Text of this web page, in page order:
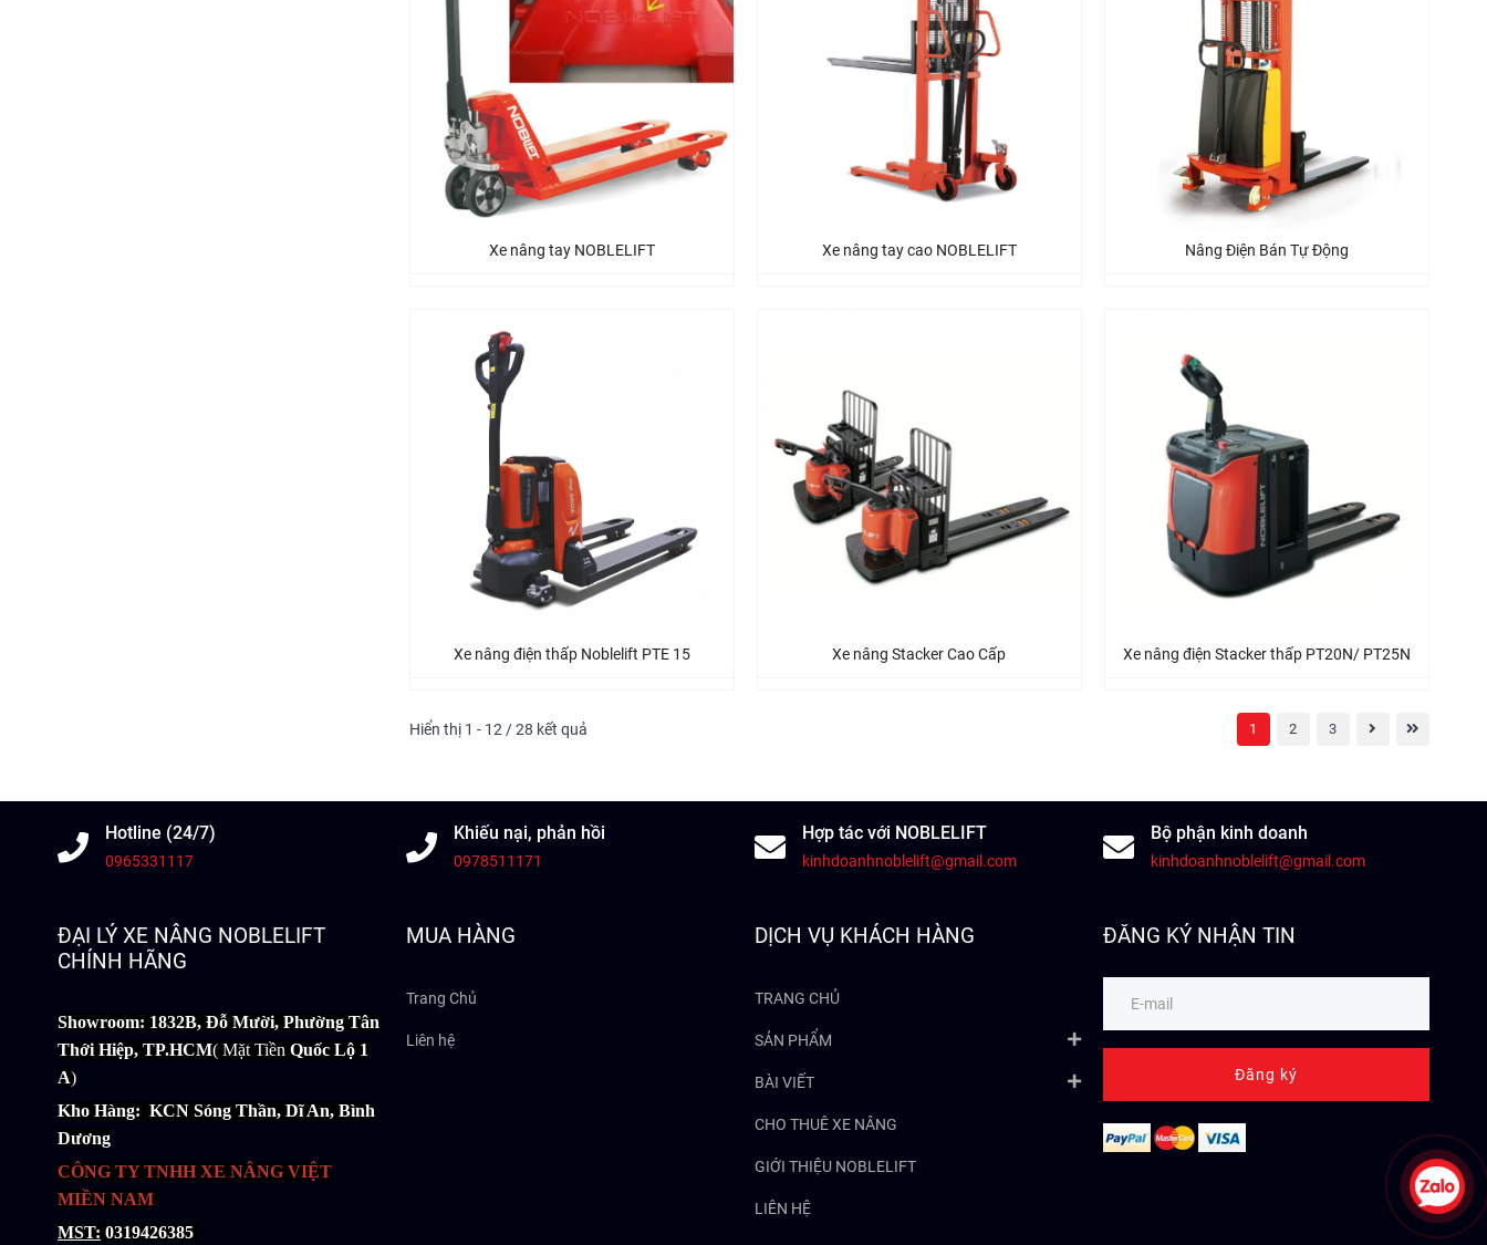
Xe nâng tay NOBLELIFT Xe nâng tay cao NOBLELIFT Nâng Điện Bán Tự Động
Xe nâng điện thấp Noblelift PTE 15 Xe nâng Stacker Cao Cấp Xe nâng điện Stacker thấp PT20N/ PT25N
Hiển thị 1 - 12 / 28 kết quả 1 2 3
Hotline (24/7)
0965331117
Khiếu nại, phản hồi
0978511171
Hợp tác với NOBLELIFT
kinhdoanhnoblelift@gmail.com
Bộ phận kinh doanh
kinhdoanhnoblelift@gmail.com
ĐẠI LÝ XE NÂNG NOBLELIFT
CHÍNH HÃNG
Showroom: 1832B, Đỗ Mười, Phường Tân
Thới Hiệp, TP.HCM( Mặt Tiền Quốc Lộ 1
A)
Kho Hàng: KCN Sóng Thần, Dĩ An, Bình
Dương
CÔNG TY TNHH XE NÂNG VIỆT
MIỀN NAM
MST: 0319426385
MUA HÀNG
Trang Chủ
Liên hệ
DỊCH VỤ KHÁCH HÀNG
TRANG CHỦ
SẢN PHẨM
BÀI VIẾT
CHO THUÊ XE NÂNG
GIỚI THIỆU NOBLELIFT
LIÊN HỆ
ĐĂNG KÝ NHẬN TIN
Đăng ký